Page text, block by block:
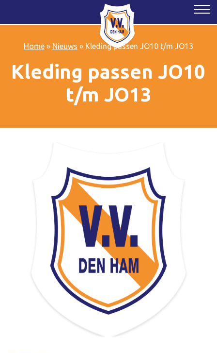
Home» Nieuws » Kleding passen JO10 t/m JO13
Kleding passen JO10
t/m JO13